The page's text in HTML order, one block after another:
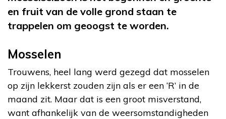
en fruit van de volle grond staan te
trappelen om geoogst te worden.
Mosselen
Trouwens, heel lang werd gezegd dat mosselen
op zijn lekkerst zouden zijn als er een ‘R’ in de
maand zit. Maar dat is een groot misverstand,
want afhankelijk van de weersomstandigheden